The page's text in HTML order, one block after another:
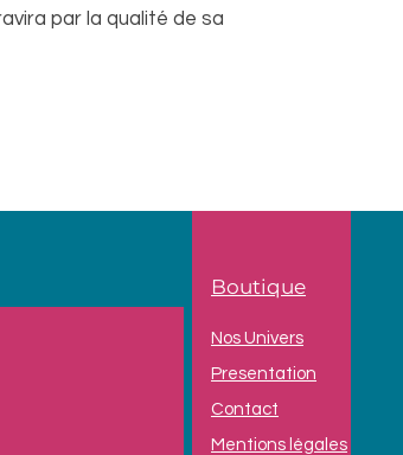
par la qualité de sa
Boutique
Nos Univers
Presentation
Contact
Mentions légales